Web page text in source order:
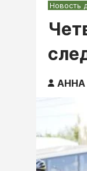
Новость
АННА